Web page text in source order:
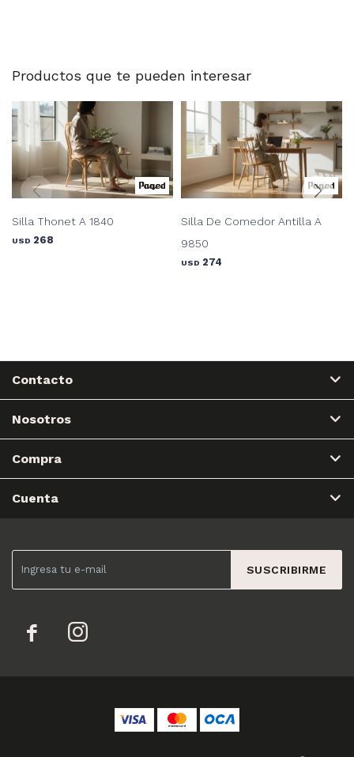
Productos que te pueden interesar
Silla Thonet A 1840
USD 268
Silla De Comedor Antilla A
9850
USD 274
SUSCRIBIRME
 
Contacto
Nosotros
Compra
Cuenta